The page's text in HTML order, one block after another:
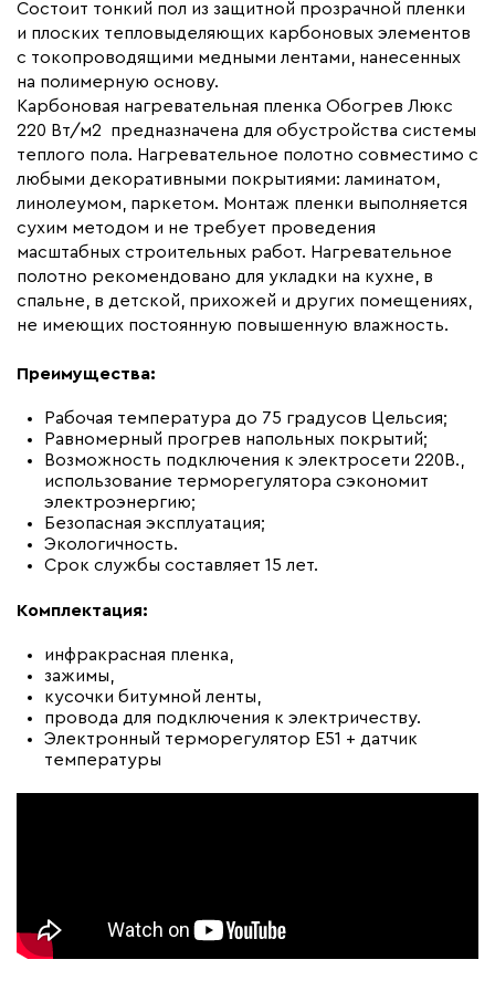
Макс. ток нагрузки (А) 18.4
Ширина (мм) 800
Толщина (мм)
Длина установочного провода, м 2x18
Страна производства
Гарантия (год)
Срок службы(год) 15
Вес (кг)
Коллекция
Комплекты Обогрев Люкс
80PL
Состоит тонкий пол из защитной прозрачной пленки
и плоских тепловыделяющих карбоновых элементов
с токопроводящими медными лентами, нанесенных
на полимерную основу.
Карбоновая нагревательная пленка Обогрев Люкс
220 Вт/м2 предназначена для обустройства системы
теплого пола. Нагревательное полотно совместимо с
любыми декоративными покрытиями: ламинатом,
линолеумом, паркетом. Монтаж пленки выполняется
сухим методом и не требует проведения
масштабных строительных работ. Нагревательное
полотно рекомендовано для укладки на кухне, в
спальне, в детской, прихожей и других помещениях,
не имеющих постоянную повышенную влажность.
Преимущества:
Рабочая температура до 75 градусов Цельсия;
Равномерный прогрев напольных покрытий;
Возможность подключения к электросети 220В.,
использование терморегулятора сэкономит
электроэнергию;
Безопасная эксплуатация;
Экологичность.
Срок службы составляет 15 лет.
Комплектация:
инфракрасная пленка,
зажимы,
кусочки битумной ленты,
провода для подключения к электричеству.
Электронный терморегулятор Е51 + датчик
температуры